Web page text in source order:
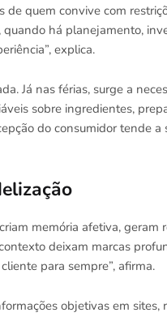
quem convive com
quando há planejamento,
explica.
Já nas férias, surge a
sobre ingredientes,
do consumidor tende a
memória afetiva, geram
deixam marcas
para sempre”, afirma.
objetivas em sites,